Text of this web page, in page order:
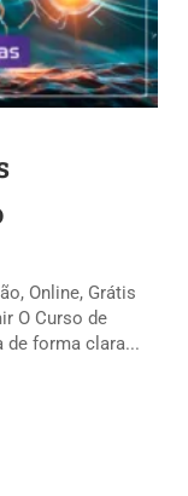
Online, Grátis
O Curso de
de forma clara...